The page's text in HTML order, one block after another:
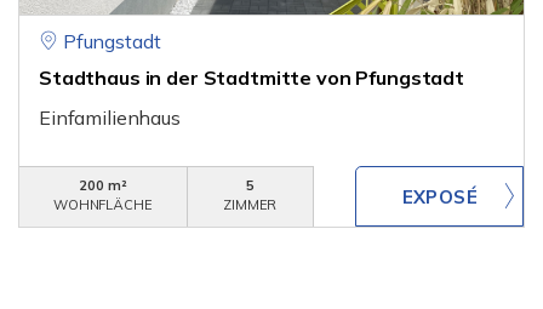
Pfungstadt
Stadthaus in der Stadtmitte von Pfungstadt
Einfamilienhaus
200 m²
WOHNFLÄCHE
5
ZIMMER